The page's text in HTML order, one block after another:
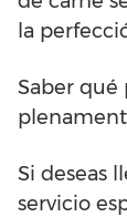
la
Saber
Si deseas
servicio